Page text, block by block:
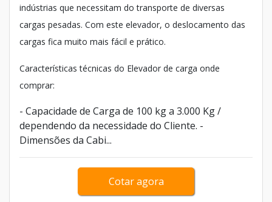
indústrias que necessitam do transporte de diversas
cargas pesadas. Com este elevador, o deslocamento das
cargas fica muito mais fácil e prático.
Características técnicas do Elevador de carga onde
comprar:
- Capacidade de Carga de 100 kg a 3.000 Kg /
dependendo da necessidade do Cliente. -
Dimensões da Cabi...
Cotar agora